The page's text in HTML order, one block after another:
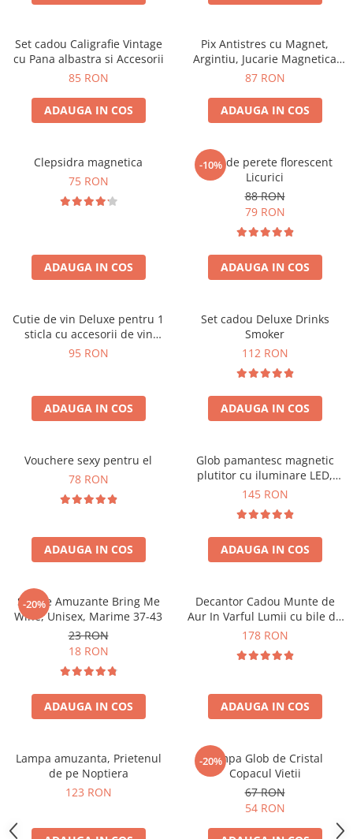
Set cadou Caligrafie Vintage
cu Pana albastra si Accesorii
85 RON
ADAUGA IN COS
Pix Antistres cu Magnet,
Argintiu, Jucarie Magnetica
pentru Birou
87 RON
ADAUGA IN COS
Clepsidra magnetica
75 RON
ADAUGA IN COS
-10%
Ceas de perete florescent
Licurici
88 RON
79 RON
ADAUGA IN COS
Cutie de vin Deluxe pentru 1
sticla cu accesorii de vin
incluse interior oranj
95 RON
ADAUGA IN COS
Set cadou Deluxe Drinks
Smoker
112 RON
ADAUGA IN COS
Vouchere sexy pentru el
78 RON
ADAUGA IN COS
Glob pamantesc magnetic
plutitor cu iluminare LED,
Forma C
145 RON
ADAUGA IN COS
-20%
Sosete Amuzante Bring Me
Wine, Unisex, Marime 37-43
23 RON
18 RON
ADAUGA IN COS
Decantor Cadou Munte de
Aur In Varful Lumii cu bile de
curatare
178 RON
ADAUGA IN COS
Lampa amuzanta, Prietenul
de pe Noptiera
123 RON
-20%
Lampa Glob de Cristal
Copacul Vietii
67 RON
54 RON